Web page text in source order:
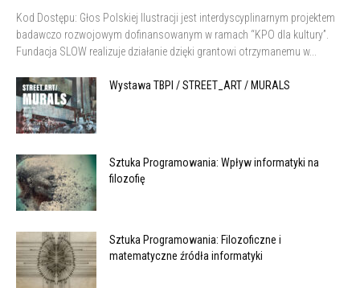
Kod Dostępu: Głos Polskiej Ilustracji jest interdyscyplinarnym projektem
badawczo rozwojowym dofinansowanym w ramach “KPO dla kultury”.
Fundacja SLOW realizuje działanie dzięki grantowi otrzymanemu w...
Wystawa TBPI / STREET_ART / MURALS
Sztuka Programowania: Wpływ informatyki na
filozofię
Sztuka Programowania: Filozoficzne i
matematyczne źródła informatyki